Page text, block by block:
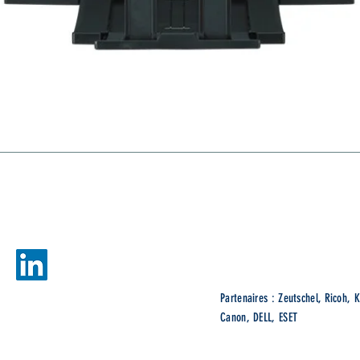
Partenaires : Zeutschel, Ricoh,
Canon, DELL, ESET